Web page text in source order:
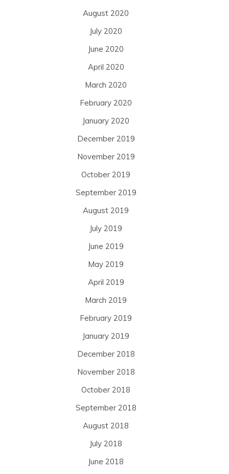
August 2020
July 2020
June 2020
April 2020
March 2020
February 2020
January 2020
December 2019
November 2019
October 2019
September 2019
August 2019
July 2019
June 2019
May 2019
April 2019
March 2019
February 2019
January 2019
December 2018
November 2018
October 2018
September 2018
August 2018
July 2018
June 2018